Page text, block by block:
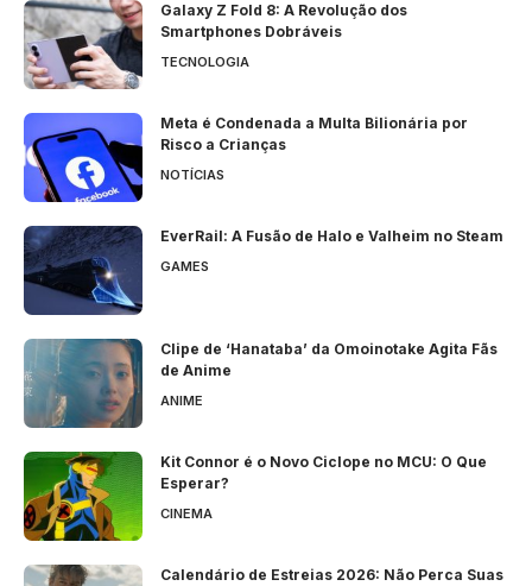
Galaxy Z Fold 8: A Revolução dos
Smartphones Dobráveis
TECNOLOGIA
Meta é Condenada a Multa Bilionária por
Risco a Crianças
NOTÍCIAS
EverRail: A Fusão de Halo e Valheim no Steam
GAMES
Clipe de ‘Hanataba’ da Omoinotake Agita Fãs
de Anime
ANIME
Kit Connor é o Novo Ciclope no MCU: O Que
Esperar?
CINEMA
Calendário de Estreias 2026: Não Perca Suas